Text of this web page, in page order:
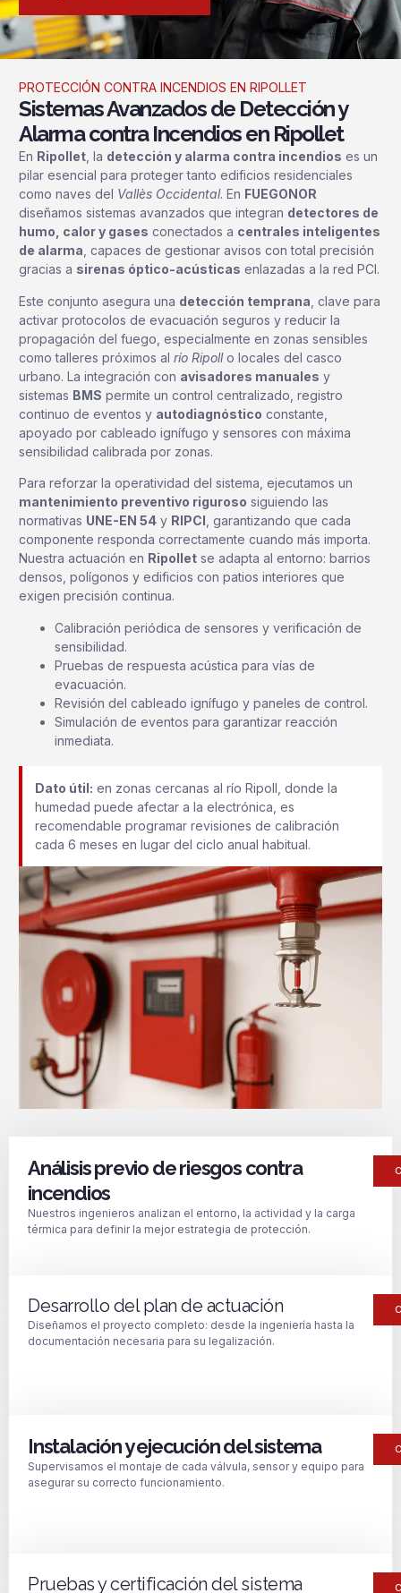
PROTECCIÓN CONTRA INCENDIOS EN RIPOLLET
Sistemas Avanzados de Detección y
Alarma contra Incendios en Ripollet
En Ripollet , la detección y alarma contra incendios es un
pilar esencial para proteger tanto edificios residenciales
como naves del Vallès Occidental. En FUEGONOR
diseñamos sistemas avanzados que integran detectores de
humo, calor y gases conectados a centrales inteligentes
de alarma , capaces de gestionar avisos con total precisión
gracias a sirenas óptico-acústicas enlazadas a la red PCI.
Este conjunto asegura una detección temprana , clave para
activar protocolos de evacuación seguros y reducir la
propagación del fuego, especialmente en zonas sensibles
como talleres próximos al río Ripollo locales del casco
urbano. La integración con avisadores manuales y
sistemas BMS permite un control centralizado, registro
continuo de eventos y autodiagnóstico constante,
apoyado por cableado ignífugo y sensores con máxima
sensibilidad calibrada por zonas.
Para reforzar la operatividad del sistema, ejecutamos un
mantenimiento preventivo riguroso siguiendo las
normativas UNE-EN 54 y RIPCI , garantizando que cada
componente responda correctamente cuando más importa.
Nuestra actuación en Ripollet se adapta al entorno: barrios
densos, polígonos y edificios con patios interiores que
exigen precisión continua.
Calibración periódica de sensores y verificación de
sensibilidad.
Pruebas de respuesta acústica para vías de
evacuación.
Revisión del cableado ignífugo y paneles de control.
Simulación de eventos para garantizar reacción
inmediata.
Dato útil: en zonas cercanas al río Ripoll, donde la
humedad puede afectar a la electrónica, es
recomendable programar revisiones de calibración
cada 6 meses en lugar del ciclo anual habitual.
Análisis previo de riesgos contra
incendios
Nuestros ingenieros analizan el entorno, la actividad y la carga
térmica para definir la mejor estrategia de protección.
Desarrollo del plan de actuación
Diseñamos el proyecto completo: desde la ingeniería hasta la
documentación necesaria para su legalización.
Instalación y ejecución del sistema
Supervisamos el montaje de cada válvula, sensor y equipo para
asegurar su correcto funcionamiento.
Pruebas y certificación del sistema